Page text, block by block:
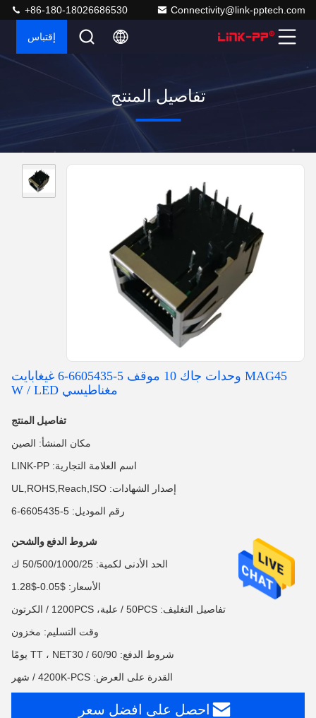
Connectivity@link-pptech.com
+86-180-18026686530
إقتباس
تفاصيل المنتج
MAG45 وحدات جاك 10 موقف 5-6605435-6 غيغابايت
مغناطيسي W / LED
تفاصيل المنتج
مكان المنشأ: الصين
اسم العلامة التجارية: LINK-PP
إصدار الشهادات: UL,ROHS,Reach,ISO
رقم الموديل: 5-6605435-6
شروط الدفع والشحن
الحد الأدنى لكمية: 50/500/1000/25 ك
الأسعار: $0.05-$1.28
تفاصيل التغليف: 50PCS / علبة، 1200PCS / الكرتون
وقت التسليم: مخزون
شروط الدفع: TT ، NET30 / 60/90 يومًا
القدرة على العرض: 4200K-PCS / شهر
احصل على افضل سعر